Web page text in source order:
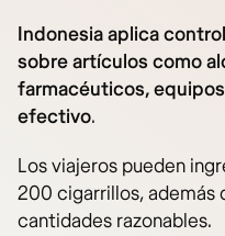
Indonesia aplica
sobre artículos como
farmacéuticos,
efectivo.
Los viajeros pueden
200 cigarrillos, además
cantidades razonables.